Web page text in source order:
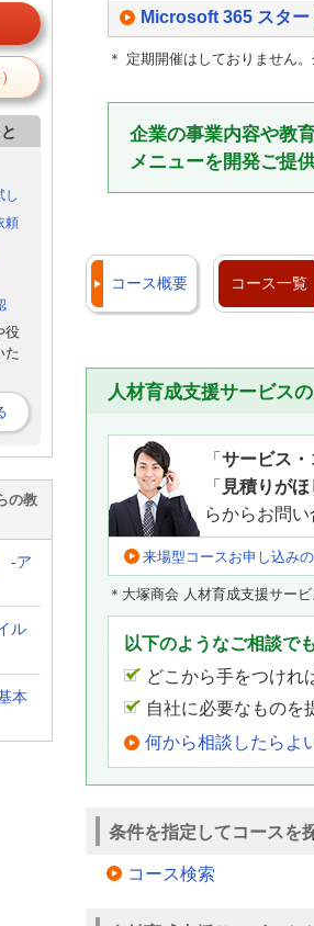
Microsoft 365 スター
＊ 定期開催はしておりません
企業の事業内容や教
メニューを開発ご提供
コース概要 コース一覧
人材育成支援サービス
「 サービス
「 見積りが
らからお問い
来場型コースお申し込み
＊大塚商会 人材育成支援サー
以下のようなご相談で
どこから手をつけれ
自社に必要なものを
何から相談したらよ
条件を指定してコースを
コース検索
し
頼
役
た
の教
-ア
ル
本